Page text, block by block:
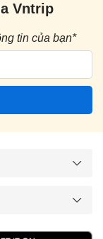
Vntrip
tin của bạn*